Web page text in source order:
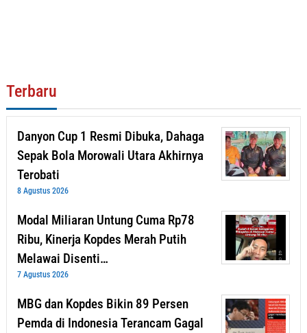
Terbaru
Danyon Cup 1 Resmi Dibuka, Dahaga
Sepak Bola Morowali Utara Akhirnya
Terobati
8 Agustus 2026
Modal Miliaran Untung Cuma Rp78
Ribu, Kinerja Kopdes Merah Putih
Melawai Disenti…
7 Agustus 2026
MBG dan Kopdes Bikin 89 Persen
Pemda di Indonesia Terancam Gagal